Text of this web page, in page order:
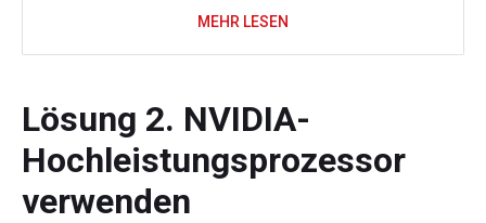
MEHR LESEN
Lösung 2. NVIDIA-
Hochleistungsprozessor
verwenden